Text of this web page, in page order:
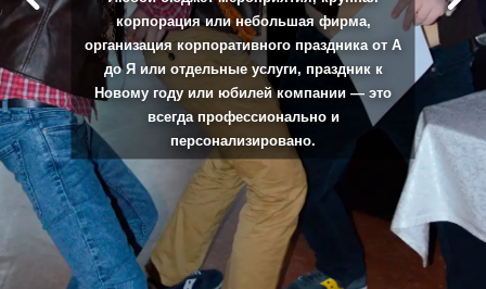
корпорация или небольшая фирма,
организация корпоративного праздника от А
до Я или отдельные услуги, праздник к
Новому году или юбилей компании — это
всегда профессионально и
персонализировано.